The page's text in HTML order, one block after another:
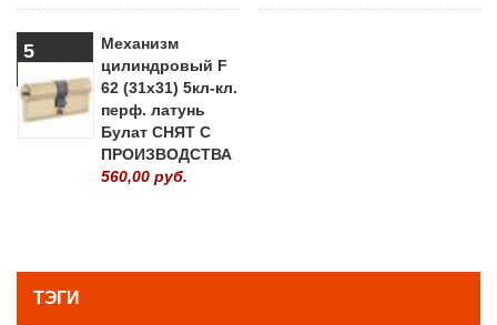
5
Механизм
цилиндровый F
62 (31х31) 5кл-кл.
перф. латунь
Булат СНЯТ С
ПРОИЗВОДСТВА
560,00 руб.
ТЭГИ